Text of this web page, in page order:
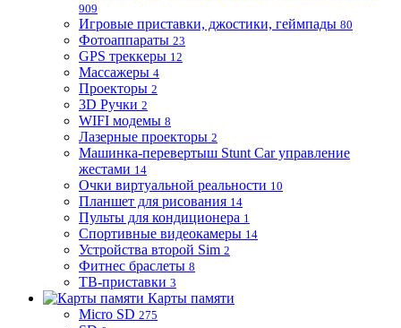
909
Игровые приставки, джостики, геймпады 80
Фотоаппараты 23
GPS треккеры 12
Массажеры 4
Проекторы 2
3D Ручки 2
WIFI модемы 8
Лазерные проекторы 2
Машинка-перевертыш Stunt Car управление
жестами 14
Очки виртуальной реальности 10
Планшет для рисования 14
Пульты для кондиционера 1
Спортивные видеокамеры 14
Устройства второй Sim 2
Фитнес браслеты 8
ТВ-приставки 3
Карты памяти
Micro SD 275